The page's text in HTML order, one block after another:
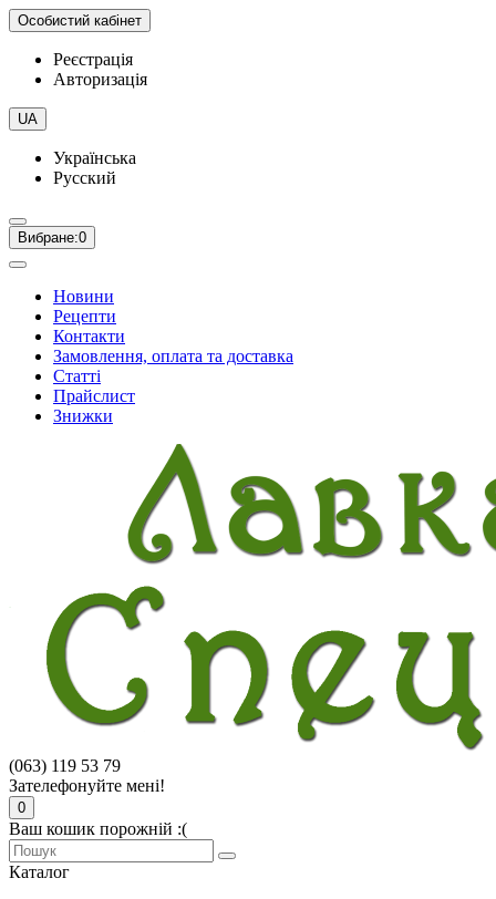
Особистий кабінет
Реєстрація
Авторизація
UA
Українська
Русский
Вибране:0
Новини
Рецепти
Контакти
Замовлення, оплата та доставка
Статті
Прайслист
Знижки
(063) 119 53 79
Зателефонуйте мені!
0
Ваш кошик порожній :(
Каталог